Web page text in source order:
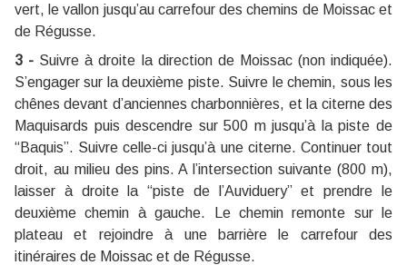
vert, le vallon jusqu’au carrefour des chemins de Moissac et
de Régusse.
3 - Suivre à droite la direction de Moissac (non indiquée).
S’engager sur la deuxième piste. Suivre le chemin, sous les
chênes devant d’anciennes charbonnières, et la citerne des
Maquisards puis descendre sur 500 m jusqu’à la piste de
“Baquis”. Suivre celle-ci jusqu’à une citerne. Continuer tout
droit, au milieu des pins. A l’intersection suivante (800 m),
laisser à droite la “piste de l’Auviduery” et prendre le
deuxième chemin à gauche. Le chemin remonte sur le
plateau et rejoindre à une barrière le carrefour des
itinéraires de Moissac et de Régusse.